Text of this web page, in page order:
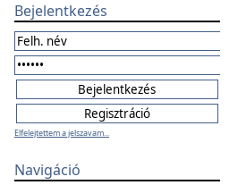
Bejelentkezés
Elfelejtettem a jelszavam...
Navigáció